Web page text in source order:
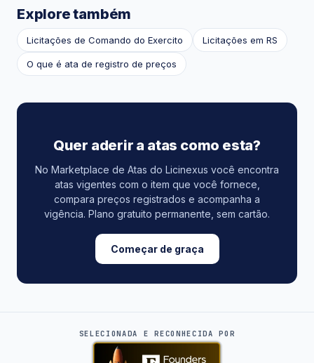
Explore também
Licitações de Comando do Exercito Licitações em RS
O que é ata de registro de preços
Quer aderir a atas como esta?
No Marketplace de Atas do Licinexus você encontra
atas vigentes com o item que você fornece,
compara preços registrados e acompanha a
vigência. Plano gratuito permanente, sem cartão.
Começar de graça
SELECIONADA E RECONHECIDA POR